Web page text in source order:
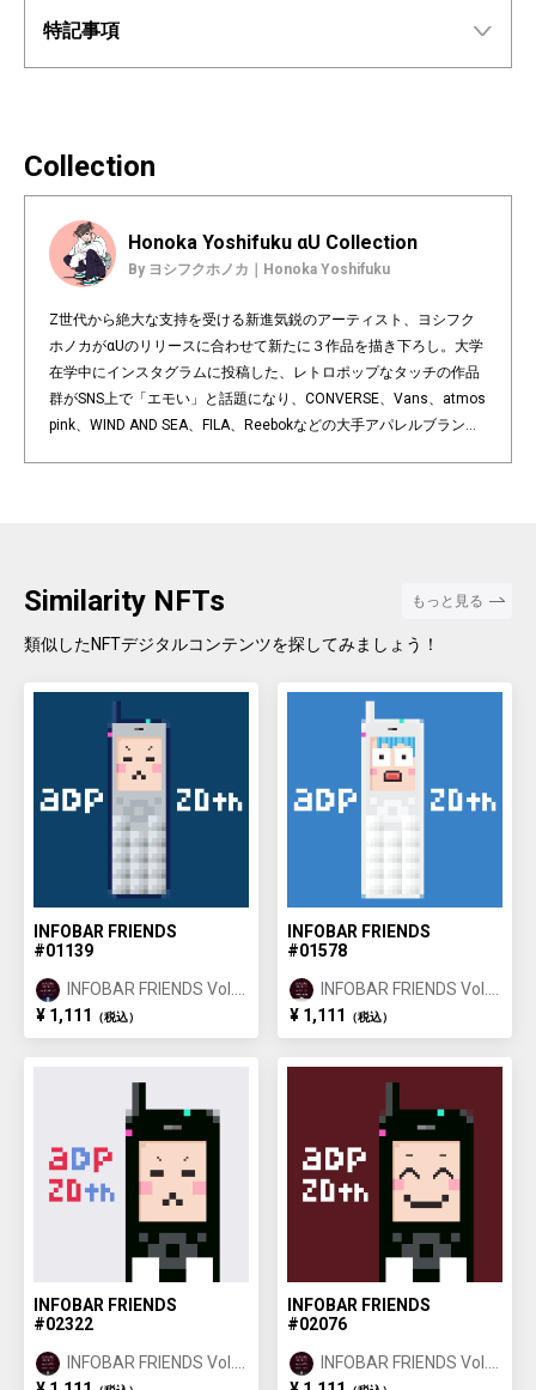
特記事項
Collection
Honoka Yoshifuku αU Collection
By ヨシフクホノカ｜Honoka Yoshifuku
Z世代から絶大な支持を受ける新進気鋭のアーティスト、ヨシフク
ホノカがαUのリリースに合わせて新たに３作品を描き下ろし。大学
在学中にインスタグラムに投稿した、レトロポップなタッチの作品
群がSNS上で「エモい」と話題になり、CONVERSE、Vans、atmos
pink、WIND AND SEA、FILA、Reebokなどの大手アパレルブランド
ation on social networking sites, leading to a series of collaborati
ons with major apparel brands such as CONVERSE, Vans, atmos p
s a special guest to an art festival in Singapore, and his reputation
overseas is growing as well.
Similarity NFTs もっと見る
類似したNFTデジタルコンテンツを探してみましょう！
INFOBAR FRIENDS
#01139
INFOBAR FRIENDS Vol.1
BUILDING ①
¥ 1,111 （税込）
INFOBAR FRIENDS
#01578
INFOBAR FRIENDS Vol.1
ANNIN ①
¥ 1,111 （税込）
INFOBAR FRIENDS
#02322
INFOBAR FRIENDS Vol.1
ICHIMATSU ②
INFOBAR FRIENDS
#02076
INFOBAR FRIENDS Vol.1
ICHIMATSU ②